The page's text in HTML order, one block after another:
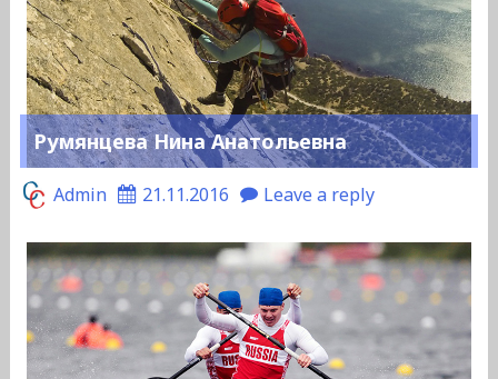
Румянцева Нина Анатольевна
Admin 21.11.2016 Leave a reply